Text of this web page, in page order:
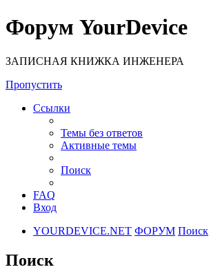
Форум YourDevice
ЗАПИСНАЯ КНИЖКА ИНЖЕНЕРА
Пропустить
Ссылки
Темы без ответов
Активные темы
Поиск
FAQ
Вход
YOURDEVICE.NET ФОРУМ Поиск
Поиск